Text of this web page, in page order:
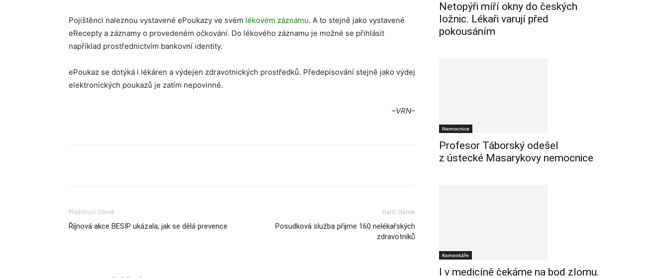
Pojištěnci naleznou vystavené ePoukazy ve svém lékovém záznamu. A to stejně jako vystavené
eRecepty a záznamy o provedeném očkování. Do lékového záznamu je možné se přihlásit
například prostřednictvím bankovní identity.
ePoukaz se dotýká i lékáren a výdejen zdravotnických prostředků. Předepisování stejně jako výdej
elektronických poukazů je zatím nepovinné.
–VRN–
Předchozí článek
Říjnová akce BESIP ukázala, jak se dělá prevence
Další článek
Posudková služba přijme 160 nelékařských
zdravotníků
Netopýři míří okny do českých
ložnic. Lékaři varují před
pokousáním
Nemocnice
Profesor Táborský odešel
z ústecké Masarykovy nemocnice
Komentáře
I v medicíně čekáme na bod zlomu.